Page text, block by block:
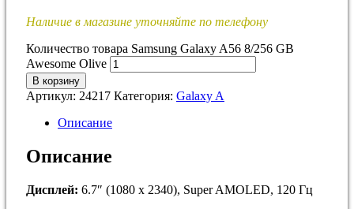
Наличие в магазине уточняйте по телефону
Количество товара Samsung Galaxy A56 8/256 GB
Awesome Olive
В корзину
Артикул: 24217 Категория: Galaxy A
Описание
Описание
Дисплей: 6.7″ (1080 x 2340), Super AMOLED, 120 Гц